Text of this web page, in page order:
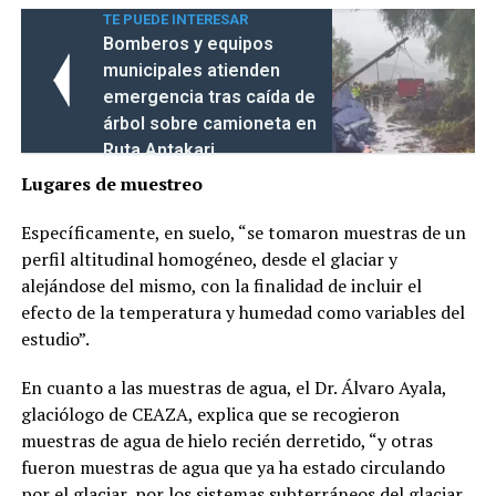
TE PUEDE INTERESAR
Bomberos y equipos
municipales atienden
emergencia tras caída de
árbol sobre camioneta en
Ruta Antakari
Lugares de muestreo
Específicamente, en suelo, “se tomaron muestras de un
perfil altitudinal homogéneo, desde el glaciar y
alejándose del mismo, con la finalidad de incluir el
efecto de la temperatura y humedad como variables del
estudio”.
En cuanto a las muestras de agua, el Dr. Álvaro Ayala,
glaciólogo de CEAZA, explica que se recogieron
muestras de agua de hielo recién derretido, “y otras
fueron muestras de agua que ya ha estado circulando